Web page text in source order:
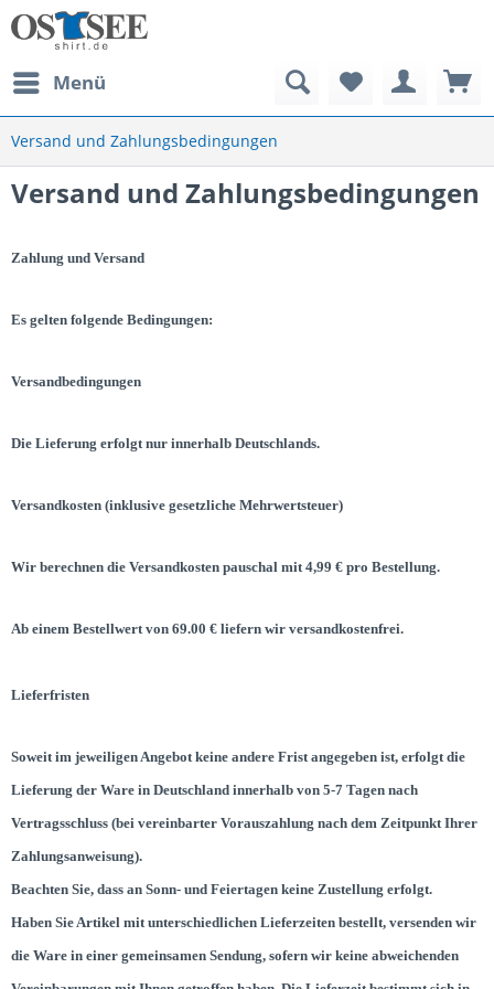
Menü
Versand und Zahlungsbedingungen
Versand und Zahlungsbedingungen
Zahlung und Versand
Es gelten folgende Bedingungen:
Versandbedingungen
Die Lieferung erfolgt nur innerhalb Deutschlands.
Versandkosten (inklusive gesetzliche Mehrwertsteuer)
Wir berechnen die Versandkosten pauschal mit 4,99 € pro Bestellung.
Ab einem Bestellwert von 69.00 € liefern wir versandkostenfrei.
Lieferfristen
Soweit im jeweiligen Angebot keine andere Frist angegeben ist, erfolgt die
Lieferung der Ware in Deutschland innerhalb von 5-7 Tagen nach
Vertragsschluss (bei vereinbarter Vorauszahlung nach dem Zeitpunkt Ihrer
Zahlungsanweisung).
Beachten Sie, dass an Sonn- und Feiertagen keine Zustellung erfolgt.
Haben Sie Artikel mit unterschiedlichen Lieferzeiten bestellt, versenden wir
die Ware in einer gemeinsamen Sendung, sofern wir keine abweichenden